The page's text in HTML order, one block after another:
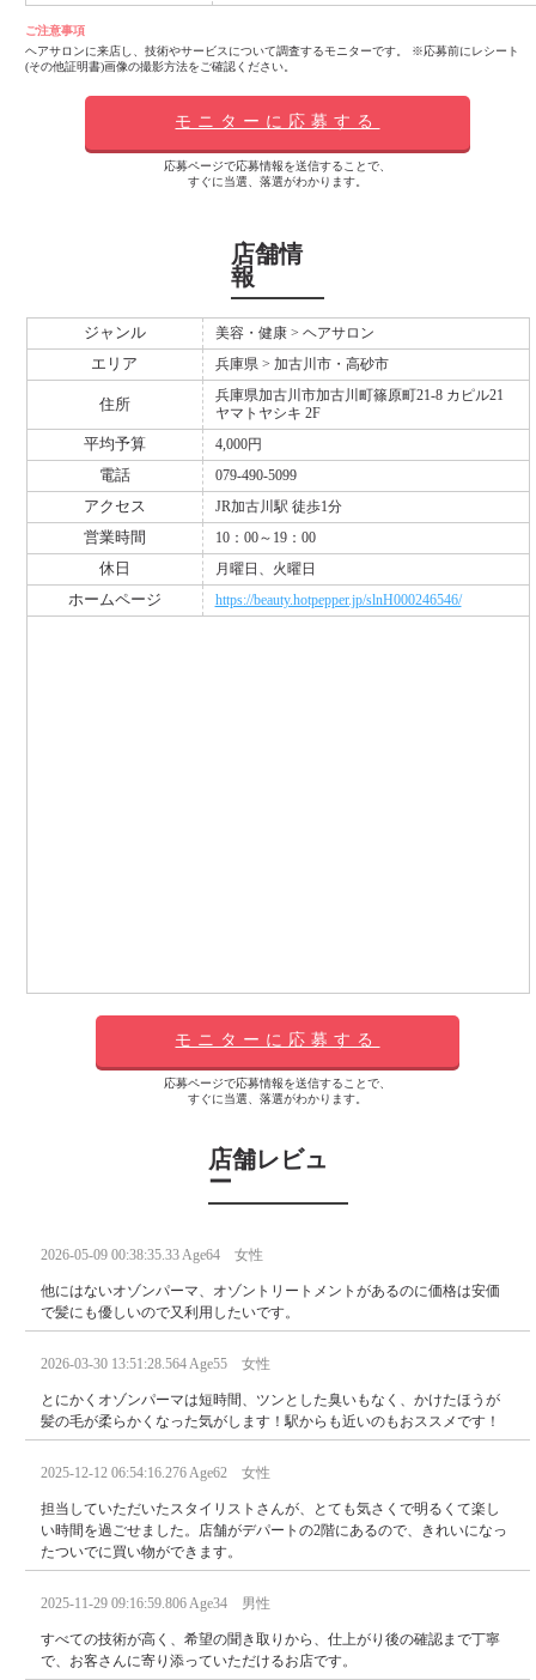
ご注意事項
ヘアサロンに来店し、技術やサービスについて調査するモニターです。 ※応募前にレシート
(その他証明書)画像の撮影方法をご確認ください。
モニターに応募する
応募ページで応募情報を送信することで、
すぐに当選、落選がわかります。
店舗情
報
ジャンル 美容・健康 > ヘアサロン
エリア 兵庫県 > 加古川市・高砂市
住所
兵庫県加古川市加古川町篠原町21-8 カピル21
ヤマトヤシキ 2F
平均予算 4,000円
電話 079-490-5099
アクセス JR加古川駅 徒歩1分
営業時間 10：00～19：00
休日 月曜日、火曜日
ホームページ https://beauty.hotpepper.jp/slnH000246546/
モニターに応募する
応募ページで応募情報を送信することで、
すぐに当選、落選がわかります。
店舗レビュ
ー
2026-05-09 00:38:35.33 Age64 女性
他にはないオゾンパーマ、オゾントリートメントがあるのに価格は安価
で髪にも優しいので又利用したいです。
2026-03-30 13:51:28.564 Age55 女性
とにかくオゾンパーマは短時間、ツンとした臭いもなく、かけたほうが
髪の毛が柔らかくなった気がします！駅からも近いのもおススメです！
2025-12-12 06:54:16.276 Age62 女性
担当していただいたスタイリストさんが、とても気さくで明るくて楽し
い時間を過ごせました。店舗がデパートの2階にあるので、きれいになっ
たついでに買い物ができます。
2025-11-29 09:16:59.806 Age34 男性
すべての技術が高く、希望の聞き取りから、仕上がり後の確認まで丁寧
で、お客さんに寄り添っていただけるお店です。